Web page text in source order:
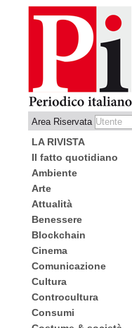
Area Riservata
LA RIVISTA
Il fatto quotidiano
Ambiente
Arte
Attualità
Benessere
Blockchain
Cinema
Comunicazione
Cultura
Controcultura
Consumi